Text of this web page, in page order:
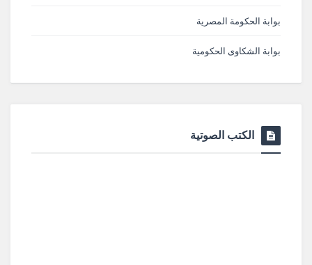
بوابة الحكومة المصرية
بوابة الشكاوى الحكومية
الكتب الصوتية